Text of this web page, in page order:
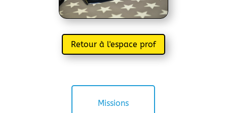
Retour à l'espace prof
Missions